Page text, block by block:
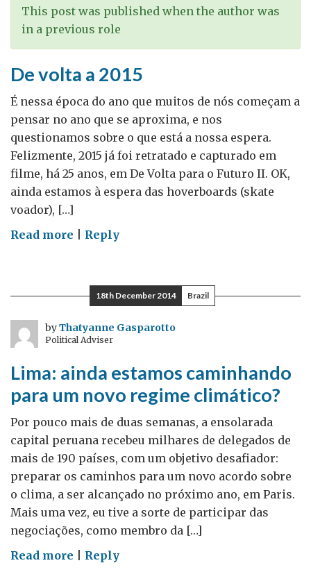
Unido
–
Adam
Dady
This post was published when the author was
in a previous role
De volta a 2015
É nessa época do ano que muitos de nós começam a
pensar no ano que se aproxima, e nos
questionamos sobre o que está a nossa espera.
Felizmente, 2015 já foi retratado e capturado em
filme, há 25 anos, em De Volta para o Futuro II. OK,
ainda estamos à espera das hoverboards (skate
voador), […]
Read more on
2015
Reply
18th December 2014 Brazil
byThatyanne Gasparotto
Political Adviser
Lima: ainda estamos caminhando
para um novo regime climático?
Por pouco mais de duas semanas, a ensolarada
capital peruana recebeu milhares de delegados de
mais de 190 países, com um objetivo desafiador:
preparar os caminhos para um novo acordo sobre
o clima, a ser alcançado no próximo ano, em Paris.
Mais uma vez, eu tive a sorte de participar das
negociações, como membro da […]
Read more onReply